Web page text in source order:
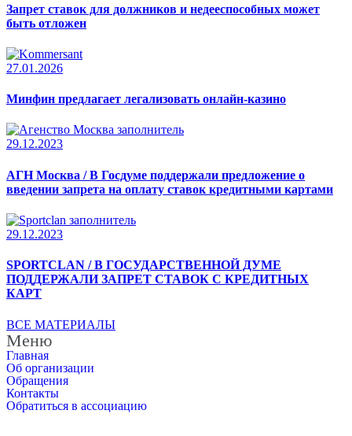
Запрет ставок для должников и недееспособных может
быть отложен
27.01.2026
Минфин предлагает легализовать онлайн-казино
29.12.2023
АГН Москва / В Госдуме поддержали предложение о
введении запрета на оплату ставок кредитными картами
29.12.2023
SPORTCLAN / В ГОСУДАРСТВЕННОЙ ДУМЕ
ПОДДЕРЖАЛИ ЗАПРЕТ СТАВОК С КРЕДИТНЫХ
КАРТ
ВСЕ МАТЕРИАЛЫ
Меню
Главная
Об организации
Обращения
Контакты
Обратиться в ассоциацию